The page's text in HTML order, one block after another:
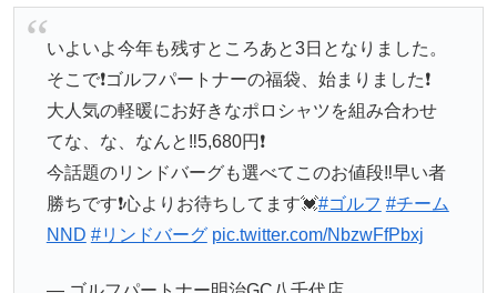
いよいよ今年も残すところあと3日となりました。
そこで❗️ゴルフパートナーの福袋、始まりました❗️
大人気の軽暖にお好きなポロシャツを組み合わせ
てな、な、なんと‼️5,680円❗️
今話題のリンドバーグも選べてこのお値段‼️早い者
勝ちです❗️心よりお待ちしてます💓#ゴルフ #チーム
NND #リンドバーグ pic.twitter.com/NbzwFfPbxj